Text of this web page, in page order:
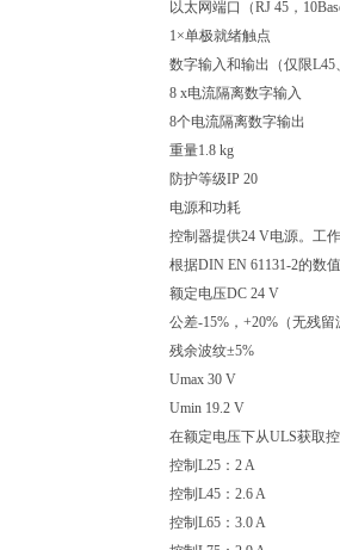
以太网端口（RJ 45，
1×单极就绪触点
数字输入和输出（仅限L45
8 x电流隔离数字输入
8个电流隔离数字输出
重量1.8 kg
防护等级IP 20
电源和功耗
控制器提供24 V电源。工
根据DIN EN 61131-2的数
额定电压DC 24 V
公差-15%，+20%（无残留
残余波纹±5%
Umax 30 V
Umin 19.2 V
在额定电压下从ULS获取
控制L25：2 A
控制L45：2.6 A
控制L65：3.0 A